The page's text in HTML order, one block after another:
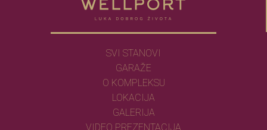
SVI STANOVI
GARAŽE
O KOMPLEKSU
LOKACIJA
GALERIJA
VIDEO PREZENTACIJA